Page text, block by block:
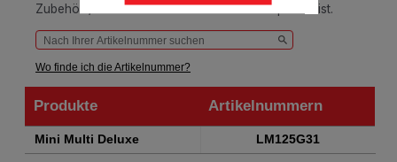
Zubehör-/ Ersatzteil mit Ihrem Produkt kompatibel ist.
Wo finde ich die Artikelnummer?
Produkte
Artikelnummern
Produkte
Artikelnummern
Mini Multi Deluxe LM125G31